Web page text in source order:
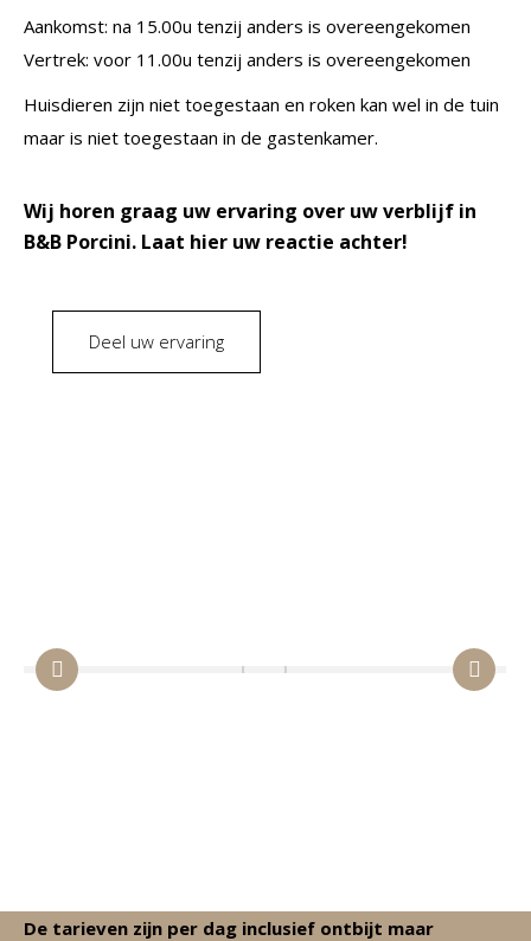
Aankomst: na 15.00u tenzij anders is overeengekomen
Vertrek: voor 11.00u tenzij anders is overeengekomen
Huisdieren zijn niet toegestaan en roken kan wel in de tuin
maar is niet toegestaan in de gastenkamer.
Wij horen graag uw ervaring over uw verblijf in
B&B Porcini. Laat hier uw reactie achter!
Deel uw ervaring
De tarieven zijn per dag inclusief ontbijt maar